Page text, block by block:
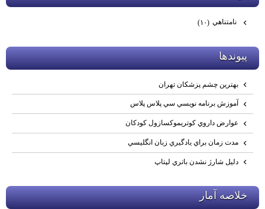
نامتناهي (۱۰)
پيوندها
بهترين چشم پزشكان تهران
آموزش برنامه نويسي سي پلاس پلاس
عوارض داروي كوتريموكسازول كودكان
مدت زمان براي يادگيري زبان انگليسي
دليل شارژ نشدن باتري لپتاپ
خلاصه آمار